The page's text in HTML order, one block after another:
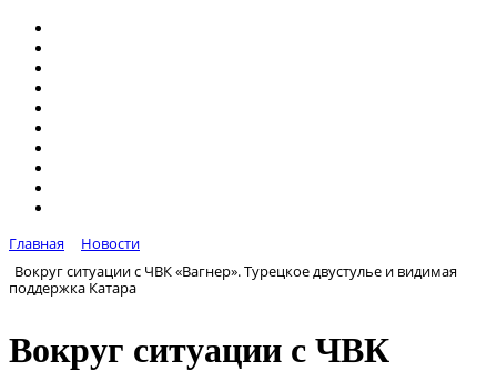
Главная
Новости
Вокруг ситуации с ЧВК «Вагнер». Турецкое двустулье и видимая
поддержка Катара
Вокруг ситуации с ЧВК